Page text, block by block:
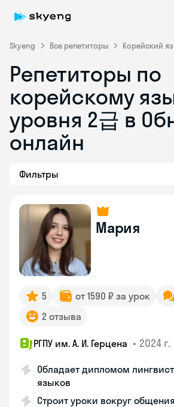
Skyeng Все репетиторы Корейский
Репетиторы по
корейскому
уровня 2급 в
онлайн
Фильтры
Мария
5 от 1590 ₽ за урок
2 отзыва
РГПУ им. А. И. Герцена • 2024 г.
Обладает дипломом
языков
Строит уроки вокруг
Skyeng Chat